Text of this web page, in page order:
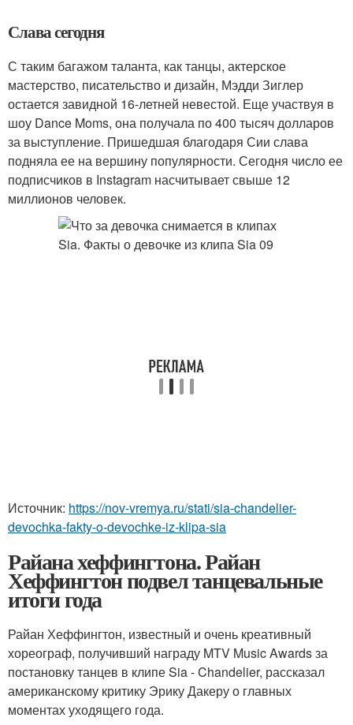
Слава сегодня
С таким багажом таланта, как танцы, актерское
мастерство, писательство и дизайн, Мэдди Зиглер
остается завидной 16-летней невестой. Еще участвуя в
шоу Dance Moms, она получала по 400 тысяч долларов
за выступление. Пришедшая благодаря Сии слава
подняла ее на вершину популярности. Сегодня число ее
подписчиков в Instagram насчитывает свыше 12
миллионов человек.
Источник: https://nov-vremya.ru/stati/sia-chandelier-
devochka-fakty-o-devochke-iz-klipa-sia
Райана хеффингтона. Райан
Хеффингтон подвел танцевальные
итоги года
Райан Хеффингтон, известный и очень креативный
хореограф, получивший награду MTV Music Awards за
постановку танцев в клипе Sia - Chandelier, рассказал
американскому критику Эрику Дакеру о главных
моментах уходящего года.